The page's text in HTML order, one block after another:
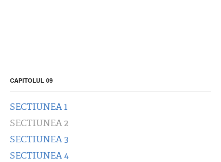
CAPITOLUL 09
SECTIUNEA 1
SECTIUNEA 2
SECTIUNEA 3
SECTIUNEA 4